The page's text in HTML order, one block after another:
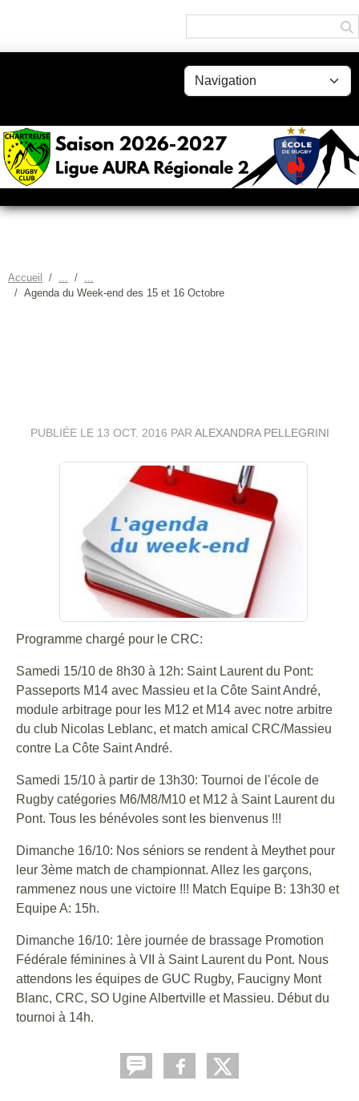
Accueil
Agenda du Week-end des 15 et 16 Octobre
PUBLIÉE LE 13 OCT. 2016 PAR ALEXANDRA PELLEGRINI
Programme chargé pour le CRC:
Samedi 15/10 de 8h30 à 12h: Saint Laurent du Pont:
Passeports M14 avec Massieu et la Côte Saint André,
module arbitrage pour les M12 et M14 avec notre arbitre
du club Nicolas Leblanc, et match amical CRC/Massieu
contre La Côte Saint André.
Samedi 15/10 à partir de 13h30: Tournoi de l'école de
Rugby catégories M6/M8/M10 et M12 à Saint Laurent du
Pont. Tous les bénévoles sont les bienvenus !!!
Dimanche 16/10: Nos séniors se rendent à Meythet pour
leur 3ème match de championnat. Allez les garçons,
rammenez nous une victoire !!! Match Equipe B: 13h30 et
Equipe A: 15h.
Dimanche 16/10: 1ère journée de brassage Promotion
Fédérale féminines à VII à Saint Laurent du Pont. Nous
attendons les équipes de GUC Rugby, Faucigny Mont
Blanc, CRC, SO Ugine Albertville et Massieu. Début du
tournoi à 14h.